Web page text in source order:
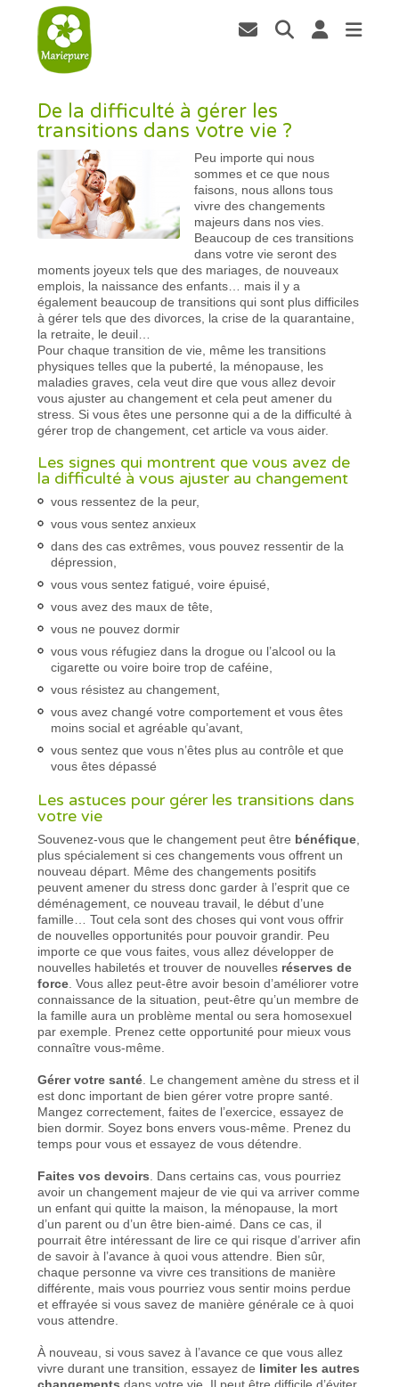
De la difficulté à gérer les
transitions dans votre vie ?
Peu importe qui nous
sommes et ce que nous
faisons, nous allons tous
vivre des changements
majeurs dans nos vies.
Beaucoup de ces transitions
dans votre vie seront des
moments joyeux tels que des mariages, de nouveaux
emplois, la naissance des enfants… mais il y a
également beaucoup de transitions qui sont plus difficiles
à gérer tels que des divorces, la crise de la quarantaine,
la retraite, le deuil…
Pour chaque transition de vie, même les transitions
physiques telles que la puberté, la ménopause, les
maladies graves, cela veut dire que vous allez devoir
vous ajuster au changement et cela peut amener du
stress. Si vous êtes une personne qui a de la difficulté à
gérer trop de changement, cet article va vous aider.
Les signes qui montrent que vous avez de
la difficulté à vous ajuster au changement
vous ressentez de la peur,
vous vous sentez anxieux
dans des cas extrêmes, vous pouvez ressentir de la
dépression,
vous vous sentez fatigué, voire épuisé,
vous avez des maux de tête,
vous ne pouvez dormir
vous vous réfugiez dans la drogue ou l’alcool ou la
cigarette ou voire boire trop de caféine,
vous résistez au changement,
vous avez changé votre comportement et vous êtes
moins social et agréable qu’avant,
vous sentez que vous n’êtes plus au contrôle et que
vous êtes dépassé
Les astuces pour gérer les transitions dans
votre vie
Souvenez-vous que le changement peut être bénéfique
plus spécialement si ces changements vous offrent un
nouveau départ. Même des changements positifs
peuvent amener du stress donc garder à l’esprit que ce
déménagement, ce nouveau travail, le début d’une
famille… Tout cela sont des choses qui vont vous offrir
de nouvelles opportunités pour pouvoir grandir. Peu
importe ce que vous faites, vous allez développer de
nouvelles habiletés et trouver de nouvelles réserves de
force . Vous allez peut-être avoir besoin d’améliorer votre
connaissance de la situation, peut-être qu’un membre de
la famille aura un problème mental ou sera homosexuel
par exemple. Prenez cette opportunité pour mieux vous
connaître vous-même.
Gérer votre santé . Le changement amène du stress et il
est donc important de bien gérer votre propre santé.
Mangez correctement, faites de l’exercice, essayez de
bien dormir. Soyez bons envers vous-même. Prenez du
temps pour vous et essayez de vous détendre.
Faites vos devoirs . Dans certains cas, vous pourriez
avoir un changement majeur de vie qui va arriver comme
un enfant qui quitte la maison, la ménopause, la mort
d’un parent ou d’un être bien-aimé. Dans ce cas, il
pourrait être intéressant de lire ce qui risque d’arriver afin
de savoir à l’avance à quoi vous attendre. Bien sûr,
chaque personne va vivre ces transitions de manière
différente, mais vous pourriez vous sentir moins perdue
et effrayée si vous savez de manière générale ce à quoi
vous attendre.
À nouveau, si vous savez à l’avance ce que vous allez
vivre durant une transition, essayez de limiter les autres
changements dans votre vie. Il peut être difficile d’éviter,